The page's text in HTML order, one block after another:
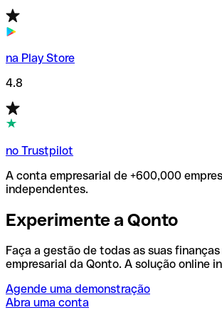
na Play Store
4.8
no Trustpilot
A conta empresarial de +600,000
independentes.
Experimente a Qonto
Faça a gestão de todas as suas
empresarial da Qonto. A solução online
Agende uma demonstração
Abra uma conta